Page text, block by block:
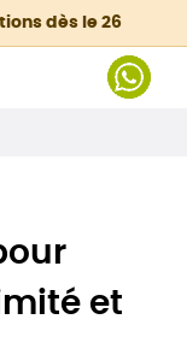
dès le 26
et